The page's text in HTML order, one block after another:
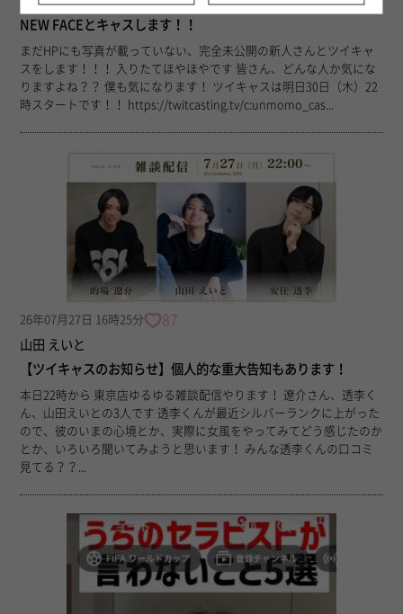
NEW FACEとキャスします！！
まだHPにも写真が載っていない、完全未公開の新人さんとツイキャ
スをします！！！ 入りたてほやほやです 皆さん、どんな人か気にな
りますよね？？ 僕も気になります！ ツイキャスは明日30日（木）22
時スタートです！！ https://twitcasting.tv/c:unmomo_cas...
26年07月27日 16時25分 87
山田 えいと
【ツイキャスのお知らせ】個人的な重大告知もあります！
本日22時から 東京店ゆるゆる雑談配信やります！ 遼介さん、透李く
ん、山田えいとの3人です 透李くんが最近シルバーランクに上がった
ので、彼のいまの心境とか、実際に女風をやってみてどう感じたのか
とか、いろいろ聞いてみようと思います！ みんな透李くんの口コミ
見てる？？...